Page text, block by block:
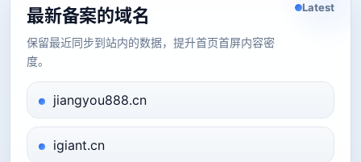
最新备案的域名
保留最近同步到站内的数据，提升首页首屏内容密
度。
Latest
jiangyou888.cn
igiant.cn